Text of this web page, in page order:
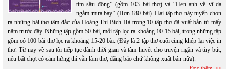
tím sầu đông” (gồm 103 bài thơ) và “Hẹn anh về vĩ dạ
ngắm mưa bay” (Hơn 180 bài). Hai tập thơ này tuyển chọn
ra những bài thơ tâm đắc của Hoàng Thị Bích Hà trong 10 tập thơ đã xuất bản từ mấy
năm trước đây. Những tập gồm 50 bài, mỗi tập lọc ra khoảng 10-15 bài, trong những tập
gồm có 100 bài thơ lọc ra khoảng 15-20 bài. (Đây là 2 tập thơ cuối cùng khép lại việc in
thơ. Từ nay về sau tôi tiếp tục dành thời gian và tâm huyết cho truyện ngắn và tùy bút,
nếu bất chợt có cảm hứng thì vẫn làm thơ, đăng báo chứ không xuất bản nữa).